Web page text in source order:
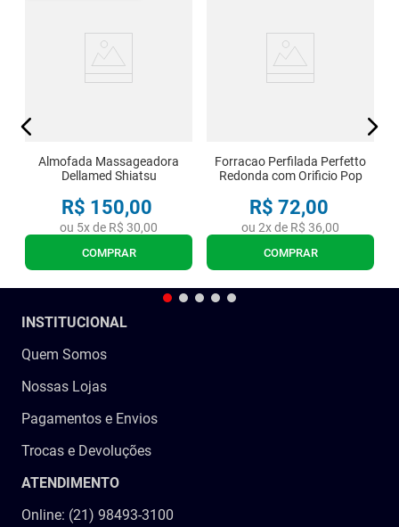
Almofada Massageadora
Dellamed Shiatsu
R$ 150,00
ou 5x de R$ 30,00
COMPRAR
Forracao Perfilada Perfetto
Redonda com Orificio Pop
R$ 72,00
ou 2x de R$ 36,00
COMPRAR
INSTITUCIONAL
Quem Somos
Nossas Lojas
Pagamentos e Envios
Trocas e Devoluções
ATENDIMENTO
Online: (21) 98493-3100